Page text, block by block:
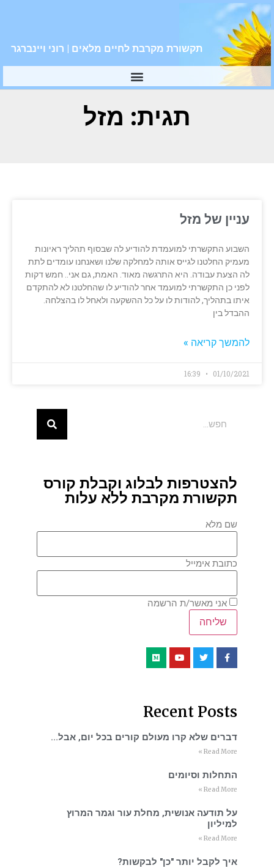
תקשורת מקרבת לחיים מלאים | רוני ויינברגר
תגית: מזל
עניין של מזל
השבוע התקשרתי למועמדת להודיע לה שבסוף תהליך ראיונות
מעמיק החלטנו לגייס אותה למחלקה שלנו ושאנחנו עומדים לתת
לה הצעת עבודה. היא התרגשה מאוד. האמת, גם אני.. חמש דקות
לפני כן התקשרתי למועמד אחר להודיע לו שהחלטנו לא להתקדם
איתו בתהליך, להודות לו על כל ההשקעה ולאחל לו בהצלחה.
ההבדל בין
להמשך קריאה »
01/10/2021
להצטרפות לבלוג וקבלת קורס
תקשורת מקרבת ללא עלות
שם מלא
כתובת אימייל
אני מאשר/ת הרשמה
Recent Posts
דברים שלא קרו מעולם קורים בכל יום, אבל…
Read More »
התחלות וסיומים
Read More »
על תודעה אנושית, מחלת עור וגמר המרוץ
למיליון
Read More »
איך לקבל יותר "כן" לבקשות?